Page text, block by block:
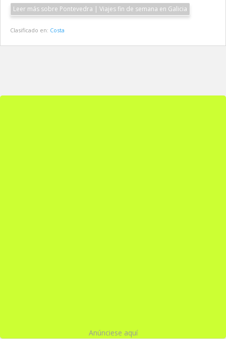
Leer más sobre Pontevedra | Viajes fin de semana en Galicia
Clasificado en: Costa
Anúnciese aquí